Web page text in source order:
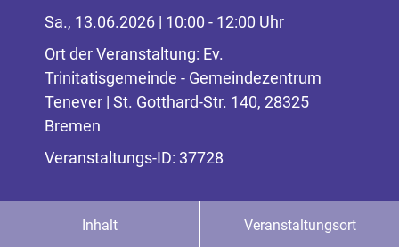
Sa., 13.06.2026 | 10:00 - 12:00 Uhr
Ort der Veranstaltung: Ev.
Trinitatisgemeinde - Gemeindezentrum
Tenever | St. Gotthard-Str. 140, 28325
Bremen
Veranstaltungs-ID: 37728
Inhalt Veranstaltungsort